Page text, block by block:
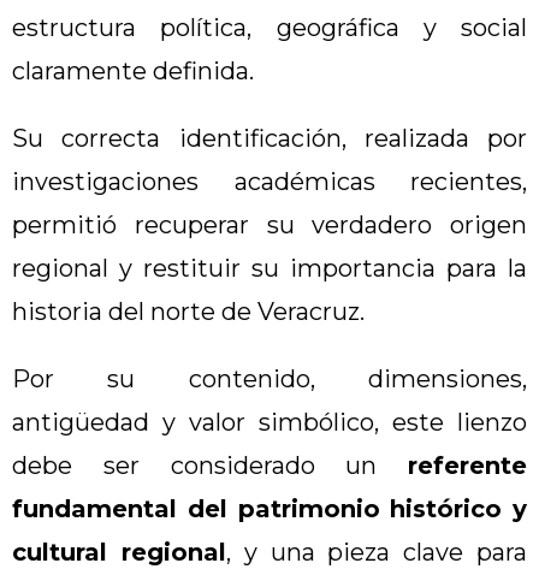
estructura política, geográfica y social
claramente definida.
Su correcta identificación, realizada por
investigaciones académicas recientes,
permitió recuperar su verdadero origen
regional y restituir su importancia para la
historia del norte de Veracruz.
Por su contenido, dimensiones,
antigüedad y valor simbólico, este lienzo
debe ser considerado un referente
fundamental del patrimonio histórico y
cultural regional, y una pieza clave para